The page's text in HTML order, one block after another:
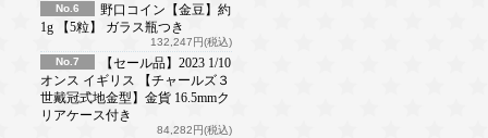
No.6
野口コイン【金豆】約
1g 【5粒】 ガラス瓶つき
132,247円(税込)
No.7
【セール品】2023 1/10
オンス イギリス 【チャールズ３
世戴冠式地金型】金貨 16.5mmク
リアケース付き
84,282円(税込)